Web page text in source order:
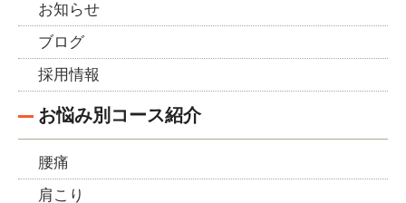
お知らせ
ブログ
採用情報
お悩み別コース紹介
腰痛
肩こり